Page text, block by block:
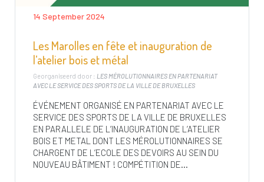
14 September 2024
Les Marolles en fête et inauguration de
l’atelier bois et métal
Georganiseerd door : LES MÉROLUTIONNAIRES EN PARTENARIAT
AVEC LE SERVICE DES SPORTS DE LA VILLE DE BRUXELLES
ÉVÉNEMENT ORGANISÉ EN PARTENARIAT AVEC LE
SERVICE DES SPORTS DE LA VILLE DE BRUXELLES
EN PARALLELE DE L’INAUGURATION DE L’ATELIER
BOIS ET METAL DONT LES MÉROLUTIONNAIRES SE
CHARGENT DE L’ECOLE DES DEVOIRS AU SEIN DU
NOUVEAU BÂTIMENT ! COMPÉTITION DE...